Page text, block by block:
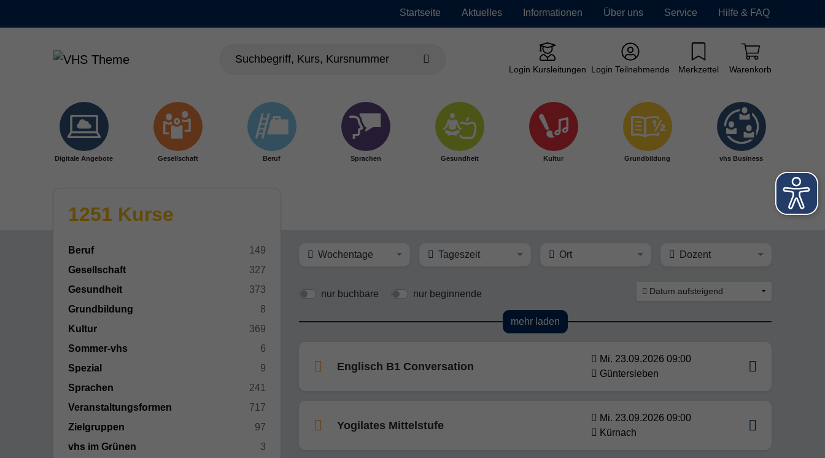
Startseite Aktuelles Informationen Über uns Service Hilfe & FAQ
Login Kursleitungen Login Teilnehmende Merkzettel Warenkorb
Digitale Angebote Gesellschaft Beruf Sprachen Gesundheit Kultur Grundbildung vhs Business
1251 Kurse
Beruf
149
Gesellschaft
327
Gesundheit
373
Grundbildung
8
Kultur
369
Sommer-vhs
6
Spezial
9
Sprachen
241
Veranstaltungsformen
717
Zielgruppen
97
vhs im Grünen
3
Wochentage Tageszeit Ort Dozent
nur buchbare nur beginnende Datum aufsteigend
mehr laden
Englisch B1 Conversation
Mi. 23.09.2026 09:00
Güntersleben
Yogilates Mittelstufe
Mi. 23.09.2026 09:00
Kürnach